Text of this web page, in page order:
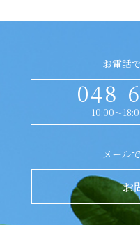
お電話
048-
10:00～
メール
お